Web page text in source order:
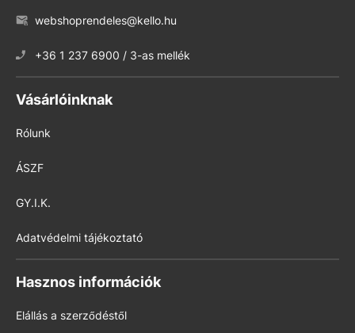
webshoprendeles@kello.hu
+36 1 237 6900 / 3-as mellék
Vásárlóinknak
Rólunk
ÁSZF
GY.I.K.
Adatvédelmi tájékoztató
Hasznos információk
Elállás a szerződéstől